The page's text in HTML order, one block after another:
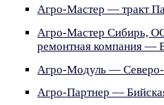
Агро-Мастер — тракт
Агро-Мастер Сибирь,
ремонтная компания —
Агро-Модуль — Северо-
Агро-Партнер —